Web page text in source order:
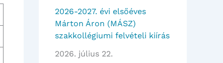
2026-2027. évi elsőéves
Márton Áron (MÁSZ)
szakkollégiumi felvételi kiírás
2026. július 22.